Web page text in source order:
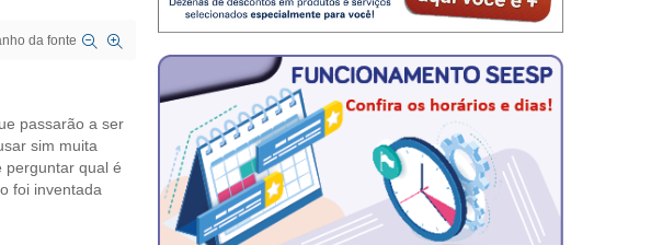
da fonte
passarão a ser
sim muita
perguntar qual é
foi inventada